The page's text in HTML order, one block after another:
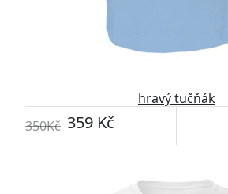
hravý tučňák
350Kč 359 Kč